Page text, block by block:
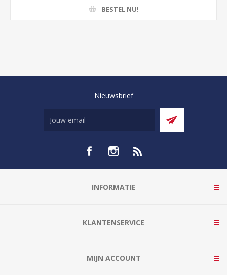
BESTEL NU!
Nieuwsbrief
INFORMATIE
KLANTENSERVICE
MIJN ACCOUNT